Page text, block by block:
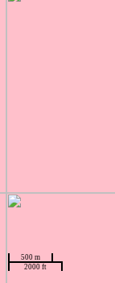
500 m
2000 ft